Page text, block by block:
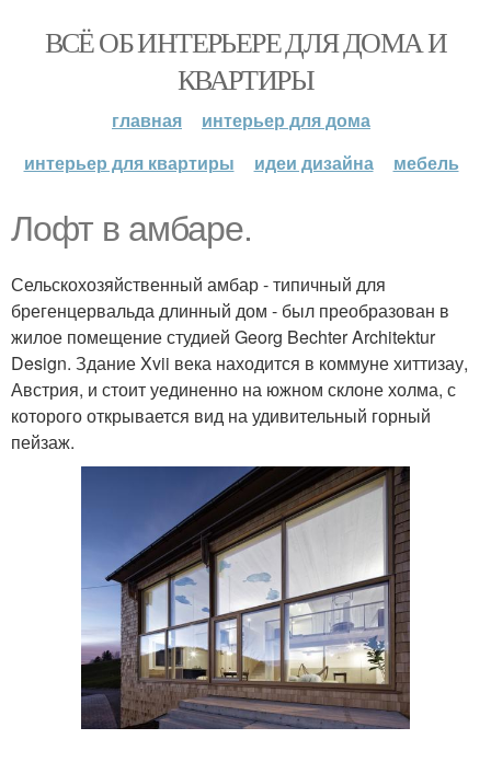
ВСЁ ОБ ИНТЕРЬЕРЕ ДЛЯ ДОМА И
КВАРТИРЫ
главная
интерьер для дома
интерьер для квартиры
идеи дизайна мебель
Лофт в амбаре.
Сельскохозяйственный амбар - типичный для
брегенцервальда длинный дом - был преобразован в
жилое помещение студией Georg Bechter Architektur
Design. Здание Xvii века находится в коммуне хиттизау,
Австрия, и стоит уединенно на южном склоне холма, с
которого открывается вид на удивительный горный
пейзаж.